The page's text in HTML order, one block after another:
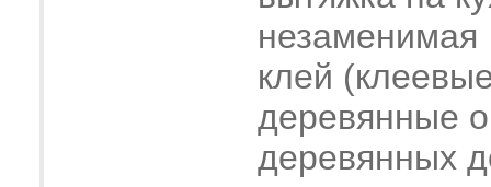
незаменимая
клей
деревянные
деревянных